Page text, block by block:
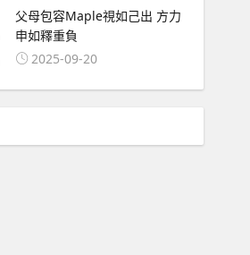
父母包容Maple視如己出 方力
申如釋重負
2025-09-20